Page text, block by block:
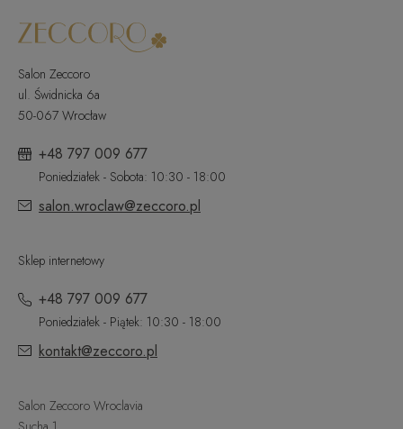
Salon Zeccoro
ul. Świdnicka 6a
50-067 Wrocław
+48 797 009 677
Poniedziałek - Sobota: 10:30 - 18:00
salon.wroclaw@zeccoro.pl
Sklep internetowy
+48 797 009 677
Poniedziałek - Piątek: 10:30 - 18:00
kontakt@zeccoro.pl
Salon Zeccoro Wroclavia